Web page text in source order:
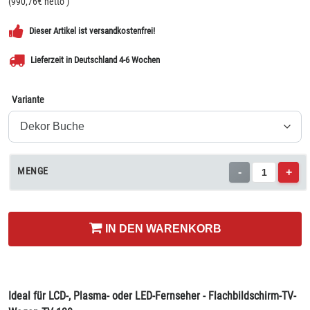
Dieser Artikel ist versandkostenfrei!
Lieferzeit in Deutschland 4-6 Wochen
Variante
MENGE - +
IN DEN WARENKORB
Ideal für LCD-, Plasma- oder LED-Fernseher - Flachbildschirm-TV-